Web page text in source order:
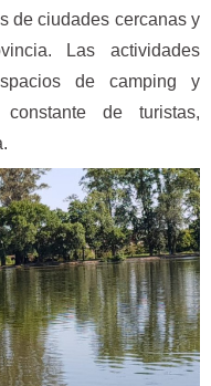
de ciudades cercanas y
Las actividades
de camping y
de turistas,